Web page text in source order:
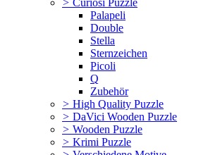
> Curiosi Puzzle
Palapeli
Double
Stella
Sternzeichen
Picoli
Q
Zubehör
> High Quality Puzzle
> DaVici Wooden Puzzle
> Wooden Puzzle
> Krimi Puzzle